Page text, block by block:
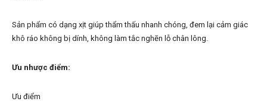
Sản phẩm có dạng xịt giúp thẩm thấu nhanh chóng, đem lại cảm giác
khô ráo không bị dính, không làm tắc nghẽn lỗ chân lông.
Ưu nhược điểm:
Ưu điểm